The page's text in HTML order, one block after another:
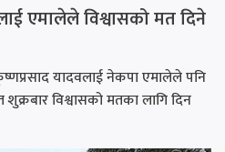
एमालेले विश्वासको मत दिने
यादवलाई नेकपा एमालेले पनि
विश्वासको मतका लागि दिन